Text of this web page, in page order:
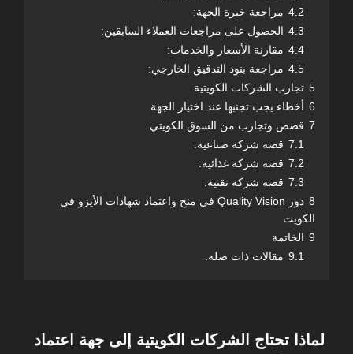
4.2 مراجعة خبرة الجهة:
4.3 الحصول على مراجعات العملاء السابقين:
4.4 مقارنة الأسعار والخدمات:
4.5 مراجعة بنود التدقيق الخارجي:
5 تجارب الشركات الكويتية
6 أخطاء يجب تجنبها عند اختيار الجهة
7 قصص وتجارب من السوق الكويتي
7.1 قصة شركة صناعية:
7.2 قصة شركة غذائية:
7.3 قصة شركة تقنية:
8
دور Quality Vision في منح واعتماد شهادات الأيزو في
الكويت
9 الخاتمة
9.1 مقالات ذات صلة:
لماذا تحتاج الشركات الكويتية إلى جهة اعتماد